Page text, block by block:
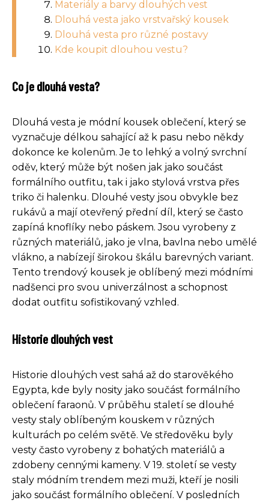
Materiály a barvy dlouhých vest
Dlouhá vesta jako vrstvařský kousek
Dlouhá vesta pro různé postavy
Kde koupit dlouhou vestu?
Co je dlouhá vesta?
Dlouhá vesta je módní kousek oblečení, který se
vyznačuje délkou sahající až k pasu nebo někdy
dokonce ke kolenům. Je to lehký a volný svrchní
oděv, který může být nošen jak jako součást
formálního outfitu, tak i jako stylová vrstva přes
triko či halenku. Dlouhé vesty jsou obvykle bez
rukávů a mají otevřený přední díl, který se často
zapíná knoflíky nebo páskem. Jsou vyrobeny z
různých materiálů, jako je vlna, bavlna nebo umělé
vlákno, a nabízejí širokou škálu barevných variant.
Tento trendový kousek je oblíbený mezi módními
nadšenci pro svou univerzálnost a schopnost
dodat outfitu sofistikovaný vzhled.
Historie dlouhých vest
Historie dlouhých vest sahá až do starověkého
Egypta, kde byly nosity jako součást formálního
oblečení faraonů. V průběhu staletí se dlouhé
vesty staly oblíbeným kouskem v různých
kulturách po celém světě. Ve středověku byly
vesty často vyrobeny z bohatých materiálů a
zdobeny cennými kameny. V 19. století se vesty
staly módním trendem mezi muži, kteří je nosili
jako součást formálního oblečení. V posledních